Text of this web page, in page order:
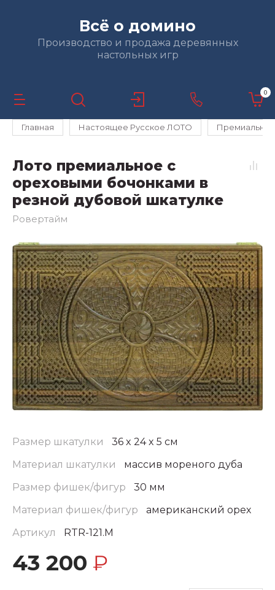
Всё о домино
Производство и продажа деревянных
настольных игр
0
Главная Настоящее Русское ЛОТО
Лото премиальное с
ореховыми бочонками в
резной дубовой шкатулке
Ровертайм
Размер шкатулки
36 x 24 x 5 см
Материал шкатулки
массив мореного дуба
Размер фишек/фигур
30 мм
Материал фишек/фигур
американский орех
Артикул
RTR-121.M
43 200 ₽